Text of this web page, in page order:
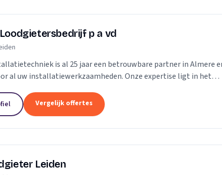
p a vd
is al 25 jaar een betrouwbare partner in Almere
al uw installatiewerkzaamheden. Onze expertise ligt in het
Vergelijk offertes
Leiden